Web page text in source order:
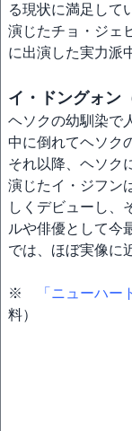
る現状に満足して
演じたチョ・ジェ
に出演した実力派
イ・ドングォン
ヘソクの幼馴染で
中に倒れてヘソク
それ以降、ヘソク
演じたイ・ジフン
しくデビューし、
ルや俳優として今
では、ほぼ実像に
※ 「ニューハー
料）